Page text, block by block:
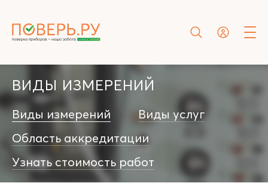
ВИДЫ ИЗМЕРЕНИЙ
Виды измерений
Виды услуг
Область аккредитации
Узнать стоимость работ